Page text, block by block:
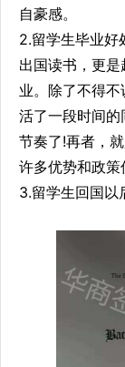
自豪感。
2.留学生毕业好
出国读书，更
业。除了不得
活了一段时间
节奏了!再者，
许多优势和政策
3.留学生回国以